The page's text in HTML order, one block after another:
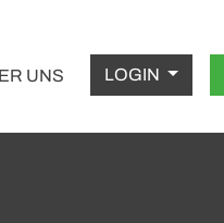
UNS LOGIN